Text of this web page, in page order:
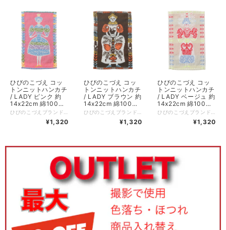
ひびのこづえ コッ
トンニットハンカチ
/ LADY ピンク 約
14x22cm 綿100%
KH24-06
¥1,320
ひびのこづえ コッ
トンニットハンカチ
/ LADY ブラウン 約
14x22cm 綿100%
KH24-06
¥1,320
ひびのこづえ コッ
トンニットハンカチ
/ LADY ベージュ 約
14x22cm 綿100%
KH24-06
¥1,320